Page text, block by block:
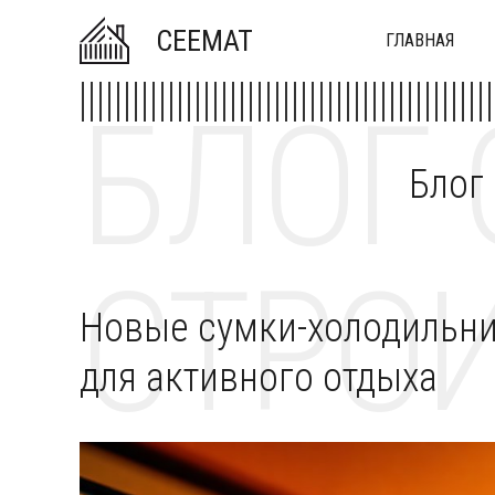
CEEMAT ГЛАВНАЯ
БЛОГ
Новые сумки-
для активного отдыха